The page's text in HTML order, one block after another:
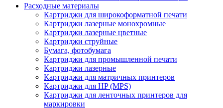
Расходные материалы
Картриджи для широкоформатной печати
Картриджи лазерные монохромные
Картриджи лазерные цветные
Картриджи струйные
Бумага, фотобумага
Картриджи для промышленной печати
Картриджи лазерные
Картриджи для матричных принтеров
Картриджи для HP (MPS)
Картриджи для ленточных принтеров для
маркировки